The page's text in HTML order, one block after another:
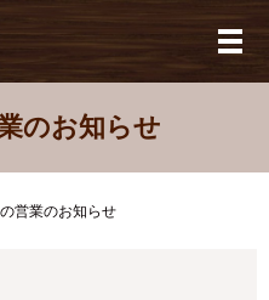
メ
のお知らせ
営業のお知らせ